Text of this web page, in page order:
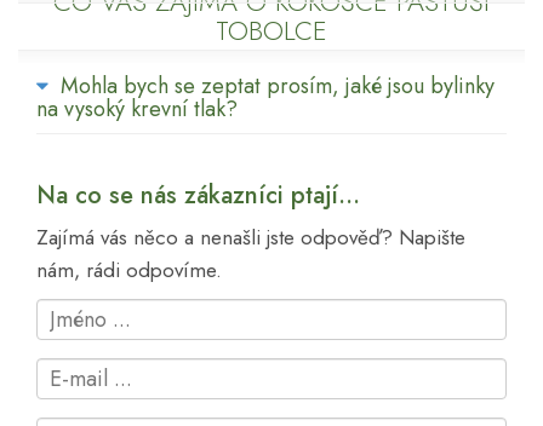
TOBOLCE
Mohla bych se zeptat prosím, jaké jsou bylinky
na vysoký krevní tlak?
Na co se nás zákazníci ptají...
Zajímá vás něco a nenašli jste odpověď? Napište
nám, rádi odpovíme.